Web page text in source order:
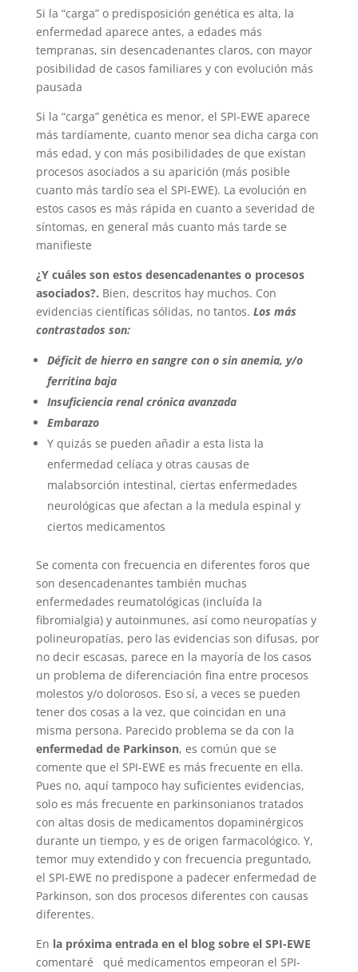
Si la “carga” o predisposición genética es alta, la
enfermedad aparece antes, a edades más
tempranas, sin desencadenantes claros, con mayor
posibilidad de casos familiares y con evolución más
pausada
Si la “carga” genética es menor, el SPI-EWE aparece
más tardíamente, cuanto menor sea dicha carga con
más edad, y con más posibilidades de que existan
procesos asociados a su aparición (más posible
cuanto más tardío sea el SPI-EWE). La evolución en
estos casos es más rápida en cuanto a severidad de
síntomas, en general más cuanto más tarde se
manifieste
¿Y cuáles son estos desencadenantes o procesos
asociados?. Bien, descritos hay muchos. Con
evidencias científicas sólidas, no tantos. Los más
contrastados son:
Déficit de hierro en sangre con o sin anemia, y/o
ferritina baja
Insuficiencia renal crónica avanzada
Embarazo
Y quizás se pueden añadir a esta lista la
enfermedad celíaca y otras causas de
malabsorción intestinal, ciertas enfermedades
neurológicas que afectan a la medula espinal y
ciertos medicamentos
Se comenta con frecuencia en diferentes foros que
son desencadenantes también muchas
enfermedades reumatológicas (incluída la
fibromialgia) y autoinmunes, así como neuropatías y
polineuropatías, pero las evidencias son difusas, por
no decir escasas, parece en la mayoría de los casos
un problema de diferenciación fina entre procesos
molestos y/o dolorosos. Eso sí, a veces se pueden
tener dos cosas a la vez, que coincidan en una
misma persona. Parecido problema se da con la
enfermedad de Parkinson, es común que se
comente que el SPI-EWE es más frecuente en ella.
Pues no, aquí tampoco hay suficientes evidencias,
solo es más frecuente en parkinsonianos tratados
con altas dosis de medicamentos dopaminérgicos
durante un tiempo, y es de origen farmacológico. Y,
temor muy extendido y con frecuencia preguntado,
el SPI-EWE no predispone a padecer enfermedad de
Parkinson, son dos procesos diferentes con causas
diferentes.
En la próxima entrada en el blog sobre el SPI-EWE
comentaré qué medicamentos empeoran el SPI-